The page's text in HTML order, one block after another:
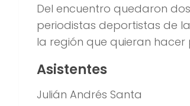
Del encuentro quedaron
periodistas deportistas de
la región que quieran
Asistentes
Julián Andrés Santa